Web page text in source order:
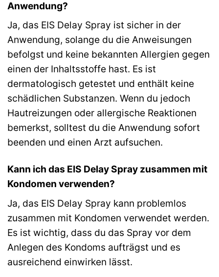
Anwendung?
Ja, das EIS Delay Spray ist sicher in der
Anwendung, solange du die Anweisungen
befolgst und keine bekannten Allergien gegen
einen der Inhaltsstoffe hast. Es ist
dermatologisch getestet und enthält keine
schädlichen Substanzen. Wenn du jedoch
Hautreizungen oder allergische Reaktionen
bemerkst, solltest du die Anwendung sofort
beenden und einen Arzt aufsuchen.
Kann ich das EIS Delay Spray zusammen mit
Kondomen verwenden?
Ja, das EIS Delay Spray kann problemlos
zusammen mit Kondomen verwendet werden.
Es ist wichtig, dass du das Spray vor dem
Anlegen des Kondoms aufträgst und es
ausreichend einwirken lässt.